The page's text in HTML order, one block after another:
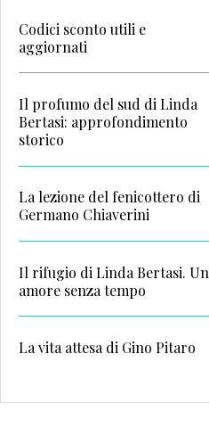
Codici sconto utili e
aggiornati
Il profumo del sud di Linda
Bertasi: approfondimento
storico
La lezione del fenicottero di
Germano Chiaverini
Il rifugio di Linda Bertasi. Un
amore senza tempo
La vita attesa di Gino Pitaro